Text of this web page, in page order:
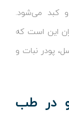
و کبد می‌شود.
این است که
پودر نبات و
در طب